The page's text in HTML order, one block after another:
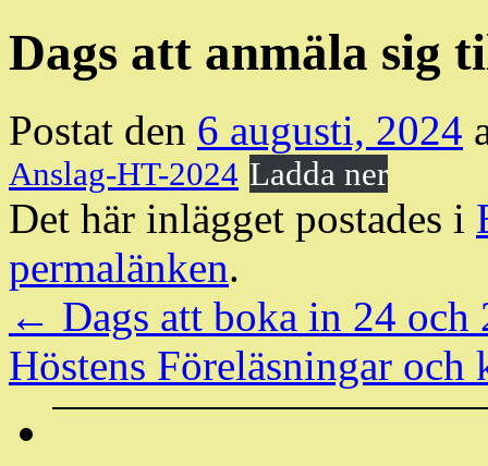
Dags att anmäla sig
Postat den 6 augusti, 2024
Anslag-HT-2024 Ladda ner
Det här inlägget postades i
permalänken.
← Dags att boka in 24
Höstens Föreläsningar och